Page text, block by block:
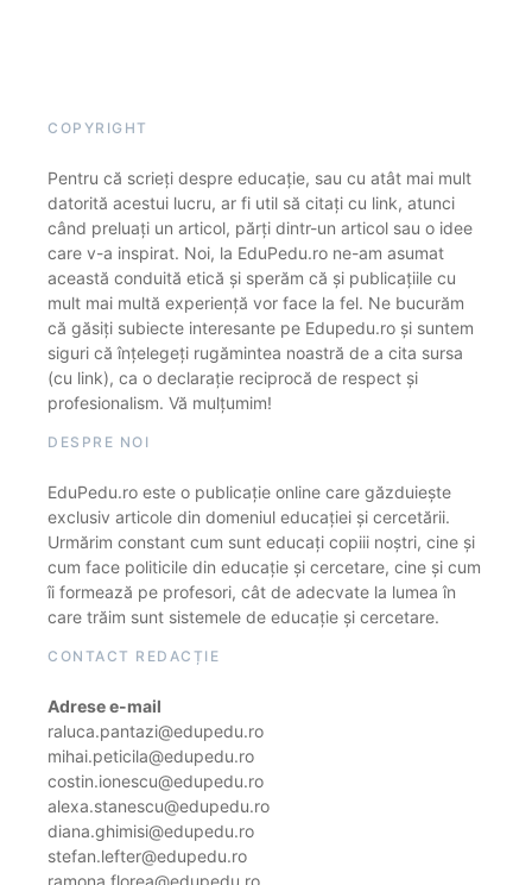
COPYRIGHT
Pentru că scrieți despre educație, sau cu atât mai mult
datorită acestui lucru, ar fi util să citați cu link, atunci
când preluați un articol, părți dintr-un articol sau o idee
care v-a inspirat. Noi, la EduPedu.ro ne-am asumat
această conduită etică și sperăm că și publicațiile cu
mult mai multă experiență vor face la fel. Ne bucurăm
că găsiți subiecte interesante pe Edupedu.ro și suntem
siguri că înțelegeți rugămintea noastră de a cita sursa
(cu link), ca o declarație reciprocă de respect și
profesionalism. Vă mulțumim!
DESPRE NOI
EduPedu.ro este o publicație online care găzduiește
exclusiv articole din domeniul educației și cercetării.
Urmărim constant cum sunt educați copiii noștri, cine și
cum face politicile din educație și cercetare, cine și cum
îi formează pe profesori, cât de adecvate la lumea în
care trăim sunt sistemele de educație și cercetare.
CONTACT REDACȚIE
Adrese e-mail
raluca.pantazi@edupedu.ro
mihai.peticila@edupedu.ro
costin.ionescu@edupedu.ro
alexa.stanescu@edupedu.ro
diana.ghimisi@edupedu.ro
stefan.lefter@edupedu.ro
ramona.florea@edupedu.ro